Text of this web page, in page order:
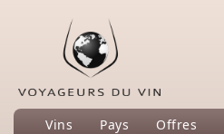
Vins Pays Offres